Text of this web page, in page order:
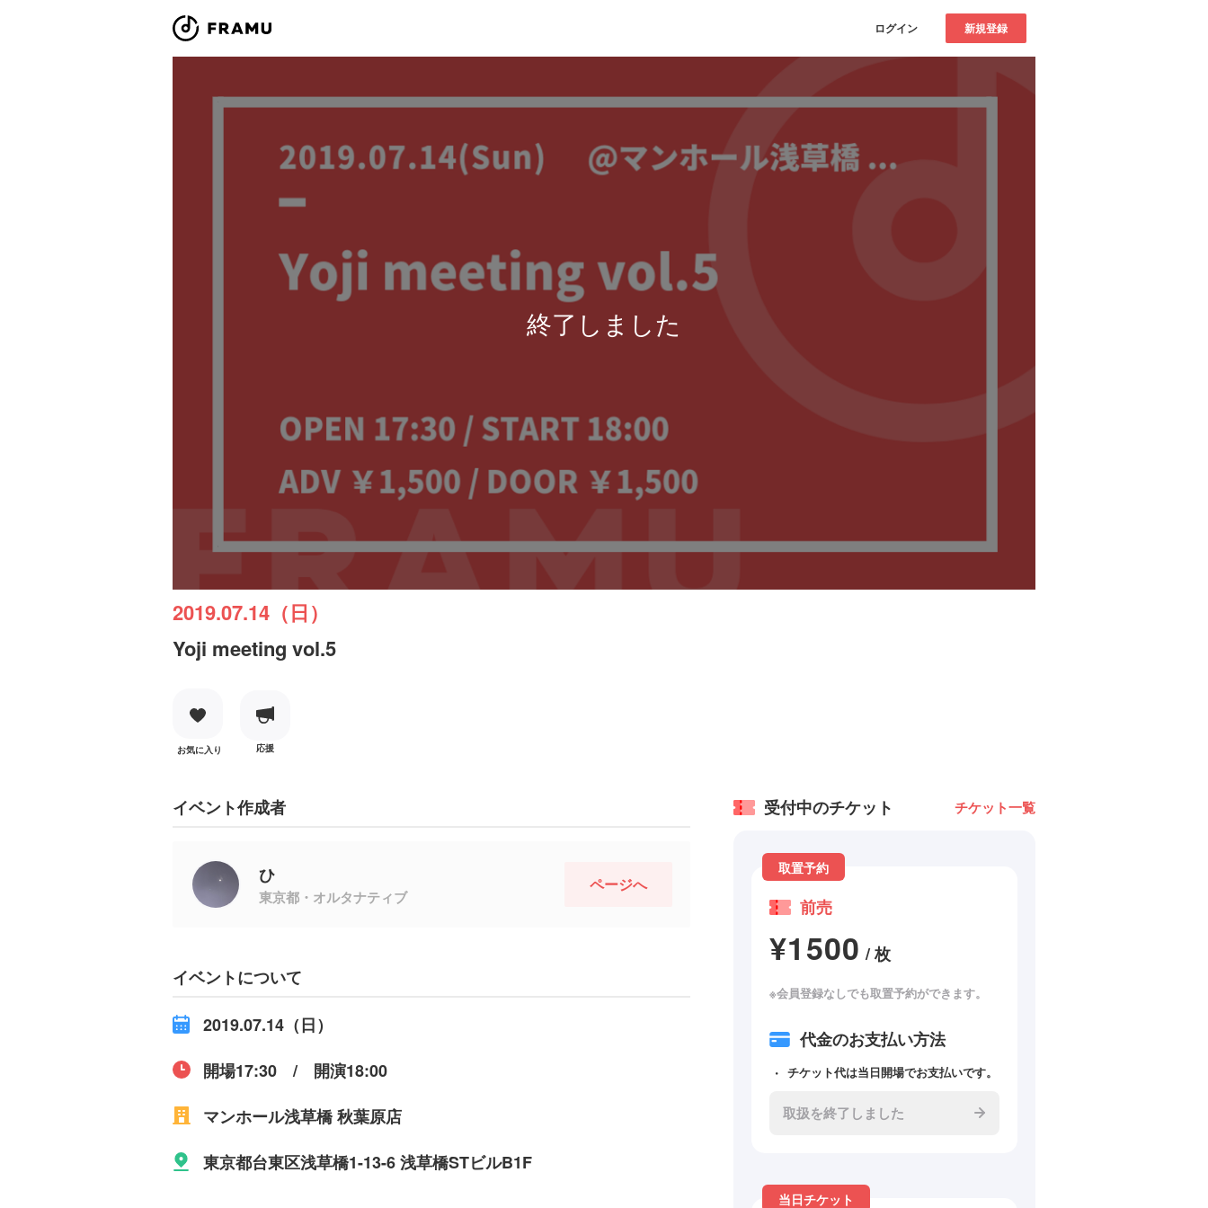
ログイン 新規登録
終了しました
2019.07.14（日）
Yoji meeting vol.5
お気に入り 応援
イベント作成者
ひ
東京都・オルタナティブ
ページへ
イベントについて
2019.07.14（日）
開場17:30 / 開演18:00
マンホール浅草橋 秋葉原店
東京都台東区浅草橋1-13-6 浅草橋STビルB1F
受付中のチケット チケット一覧
取置予約
前売
¥1500 / 枚
※会員登録なしでも取置予約ができます。
代金のお支払い方法
チケット代は当日開場でお支払いです。
取扱を終了しました
当日チケット